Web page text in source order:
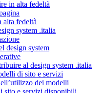
in alta fedeltà
fedeltà
system .italia
design system
al design system .italia
di sito e servizi
dei modelli
sito e servizi disponibili